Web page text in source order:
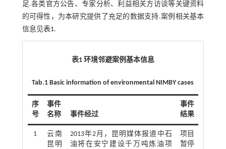
足.各类官方公告、专家分析、利益相关方访谈等关键资料
的可得性，为本研究提供了充足的数据支持.案例相关基本
信息见表1.
表1 环境邻避案例基本信息
Tab.1 Basic information of environmental NIMBY cases
序
号
事件
名称
事件经过
事件
结果
1
云南
昆明
2013年2月，昆明媒体报道中石
油将在安宁建设千万吨炼油项
项目
暂停